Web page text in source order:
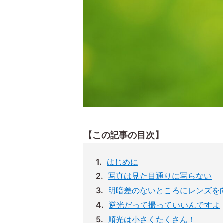
【この記事の目次】
はじめに
写真は見た目通りに写らない
明暗差のないところにレンズを
逆光だって撮っていいんですよ
順光は小さくたくさん！